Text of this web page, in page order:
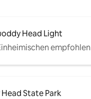
Head Light
empfohlen
State Park